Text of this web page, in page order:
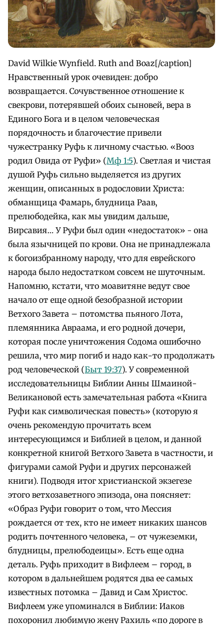
David Wilkie Wynfield. Ruth and Boaz[/caption]
Нравственный урок очевиден: добро
возвращается. Сочувственное отношение к
свекрови, потерявшей обоих сыновей, вера в
Единого Бога и в целом человеческая
порядочность и благочестие привели
чужестранку Руфь к личному счастью. «Вооз
родил Овида от Руфи» (Мф 1:5). Светлая и чистая
душой Руфь сильно выделяется из других
женщин, описанных в родословии Христа:
обманщица Фамарь, блудница Раав,
прелюбодейка, как мы увидим дальше,
Вирсавия… У Руфи был один «недостаток» - она
была язычницей по крови. Она не принадлежала
к богоизбранному народу, что для еврейского
народа было недостатком совсем не шуточным.
Напомню, кстати, что моавитяне ведут свое
начало от еще одной безобразной истории
Ветхого Завета – потомства пьяного Лота,
племянника Авраама, и его родной дочери,
которая после уничтожения Содома ошибочно
решила, что мир погиб и надо как-то продолжать
род человеческой (Быт 19:37). У современной
исследовательницы Библии Анны Шмаиной-
Великановой есть замечательная работа «Книга
Руфи как символическая повесть» (которую я
очень рекомендую прочитать всем
интересующимся и Библией в целом, и данной
конкретной книгой Ветхого Завета в частности, и
фигурами самой Руфи и других персонажей
книги). Подводя итог христианской экзегезе
этого ветхозаветного эпизода, она поясняет:
«Образ Руфи говорит о том, что Мессия
рождается от тех, кто не имеет никаких шансов
родить почтенного человека, – от чужеземки,
блудницы, прелюбодеицы». Есть еще одна
деталь. Руфь приходит в Вифлеем – город, в
котором в дальнейшем родятся два ее самых
известных потомка – Давид и Сам Христос.
Вифлеем уже упоминался в Библии: Иаков
похоронил любимую жену Рахиль «по дороге в